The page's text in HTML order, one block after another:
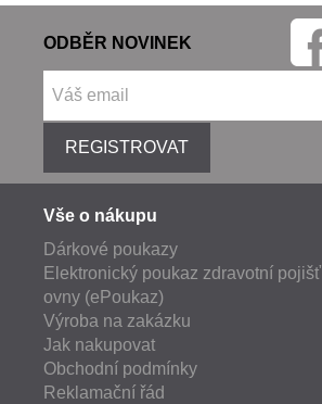
ODBĚR NOVINEK
REGISTROVAT
Vše o nákupu
Dárkové poukazy
Elektronický poukaz zdravotní pojišť
ovny (ePoukaz)
Výroba na zakázku
Jak nakupovat
Obchodní podmínky
Reklamační řád